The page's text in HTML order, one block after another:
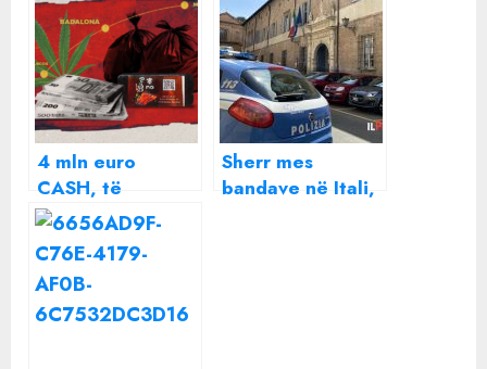
4 mln euro
CASH, të
përfshirë dhe
shqiptarë, çfarë
është sistemi
Hawala dhe si e
përdor mafia
Sherr mes
bandave në Itali,